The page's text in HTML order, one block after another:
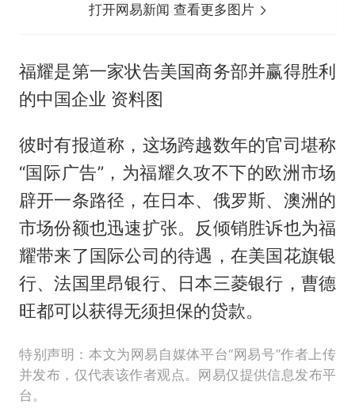
打开网易新闻 查看更多图片
福耀是第一家状告美国商务部并赢得胜利
的中国企业 资料图
彼时有报道称，这场跨越数年的官司堪称
“国际广告”，为福耀久攻不下的欧洲市场
辟开一条路径，在日本、俄罗斯、澳洲的
市场份额也迅速扩张。反倾销胜诉也为福
耀带来了国际公司的待遇，在美国花旗银
行、法国里昂银行、日本三菱银行，曹德
旺都可以获得无须担保的贷款。
特别声明：本文为网易自媒体平台“网易号”作者上传
并发布，仅代表该作者观点。网易仅提供信息发布平
台。